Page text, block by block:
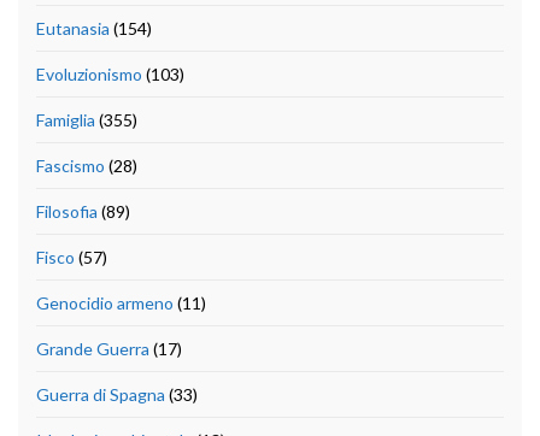
Eutanasia (154)
Evoluzionismo (103)
Famiglia (355)
Fascismo (28)
Filosofia (89)
Fisco (57)
Genocidio armeno (11)
Grande Guerra (17)
Guerra di Spagna (33)